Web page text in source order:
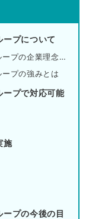
ープについて
プの企業理念とは
プの強みとは
ープで対応可能
施
プの今後の目